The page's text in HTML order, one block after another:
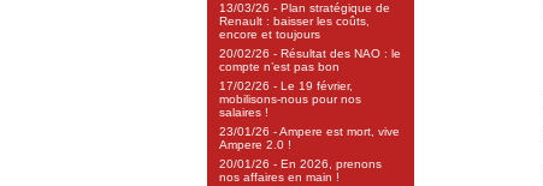
13/03/26 - Plan stratégique de
Renault : baisser les coûts,
encore et toujours
20/02/26 - Résultat des NAO : le
compte n’est pas bon
17/02/26 - Le 19 février,
mobilisons-nous pour nos
salaires !
23/01/26 - Ampere est mort, vive
Ampere 2.0 !
20/01/26 - En 2026, prenons
nos affaires en main !